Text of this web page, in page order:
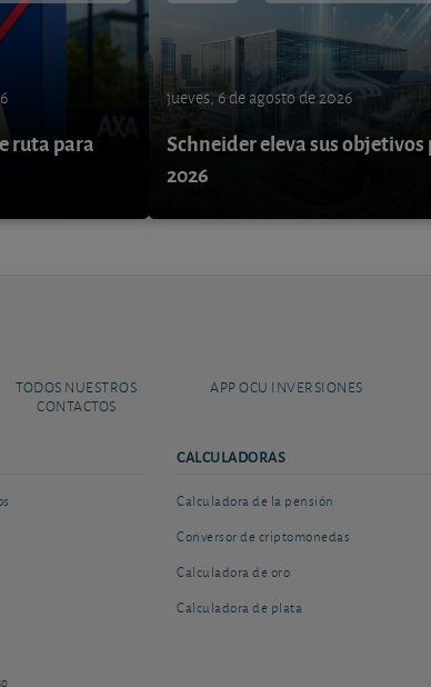
ruta para
jueves, 6 de agosto de 2026
Schneider eleva sus objetivos
2026
TODOS NUESTROS
CONTACTOS
APP OCU INVERSIONES
CALCULADORAS
Calculadora de la pensión
Conversor de criptomonedas
Calculadora de oro
Calculadora de plata